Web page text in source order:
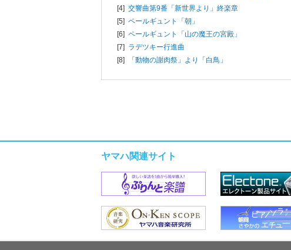
[4] 交響曲第9番「新世界より」終楽章
[5] ペールギュント「朝」
[6] ペールギュント「山の魔王の宮殿」
[7] ラデツキー行進曲
[8]
「動物の謝肉祭」より「白鳥」
ヤマハ関連サイト